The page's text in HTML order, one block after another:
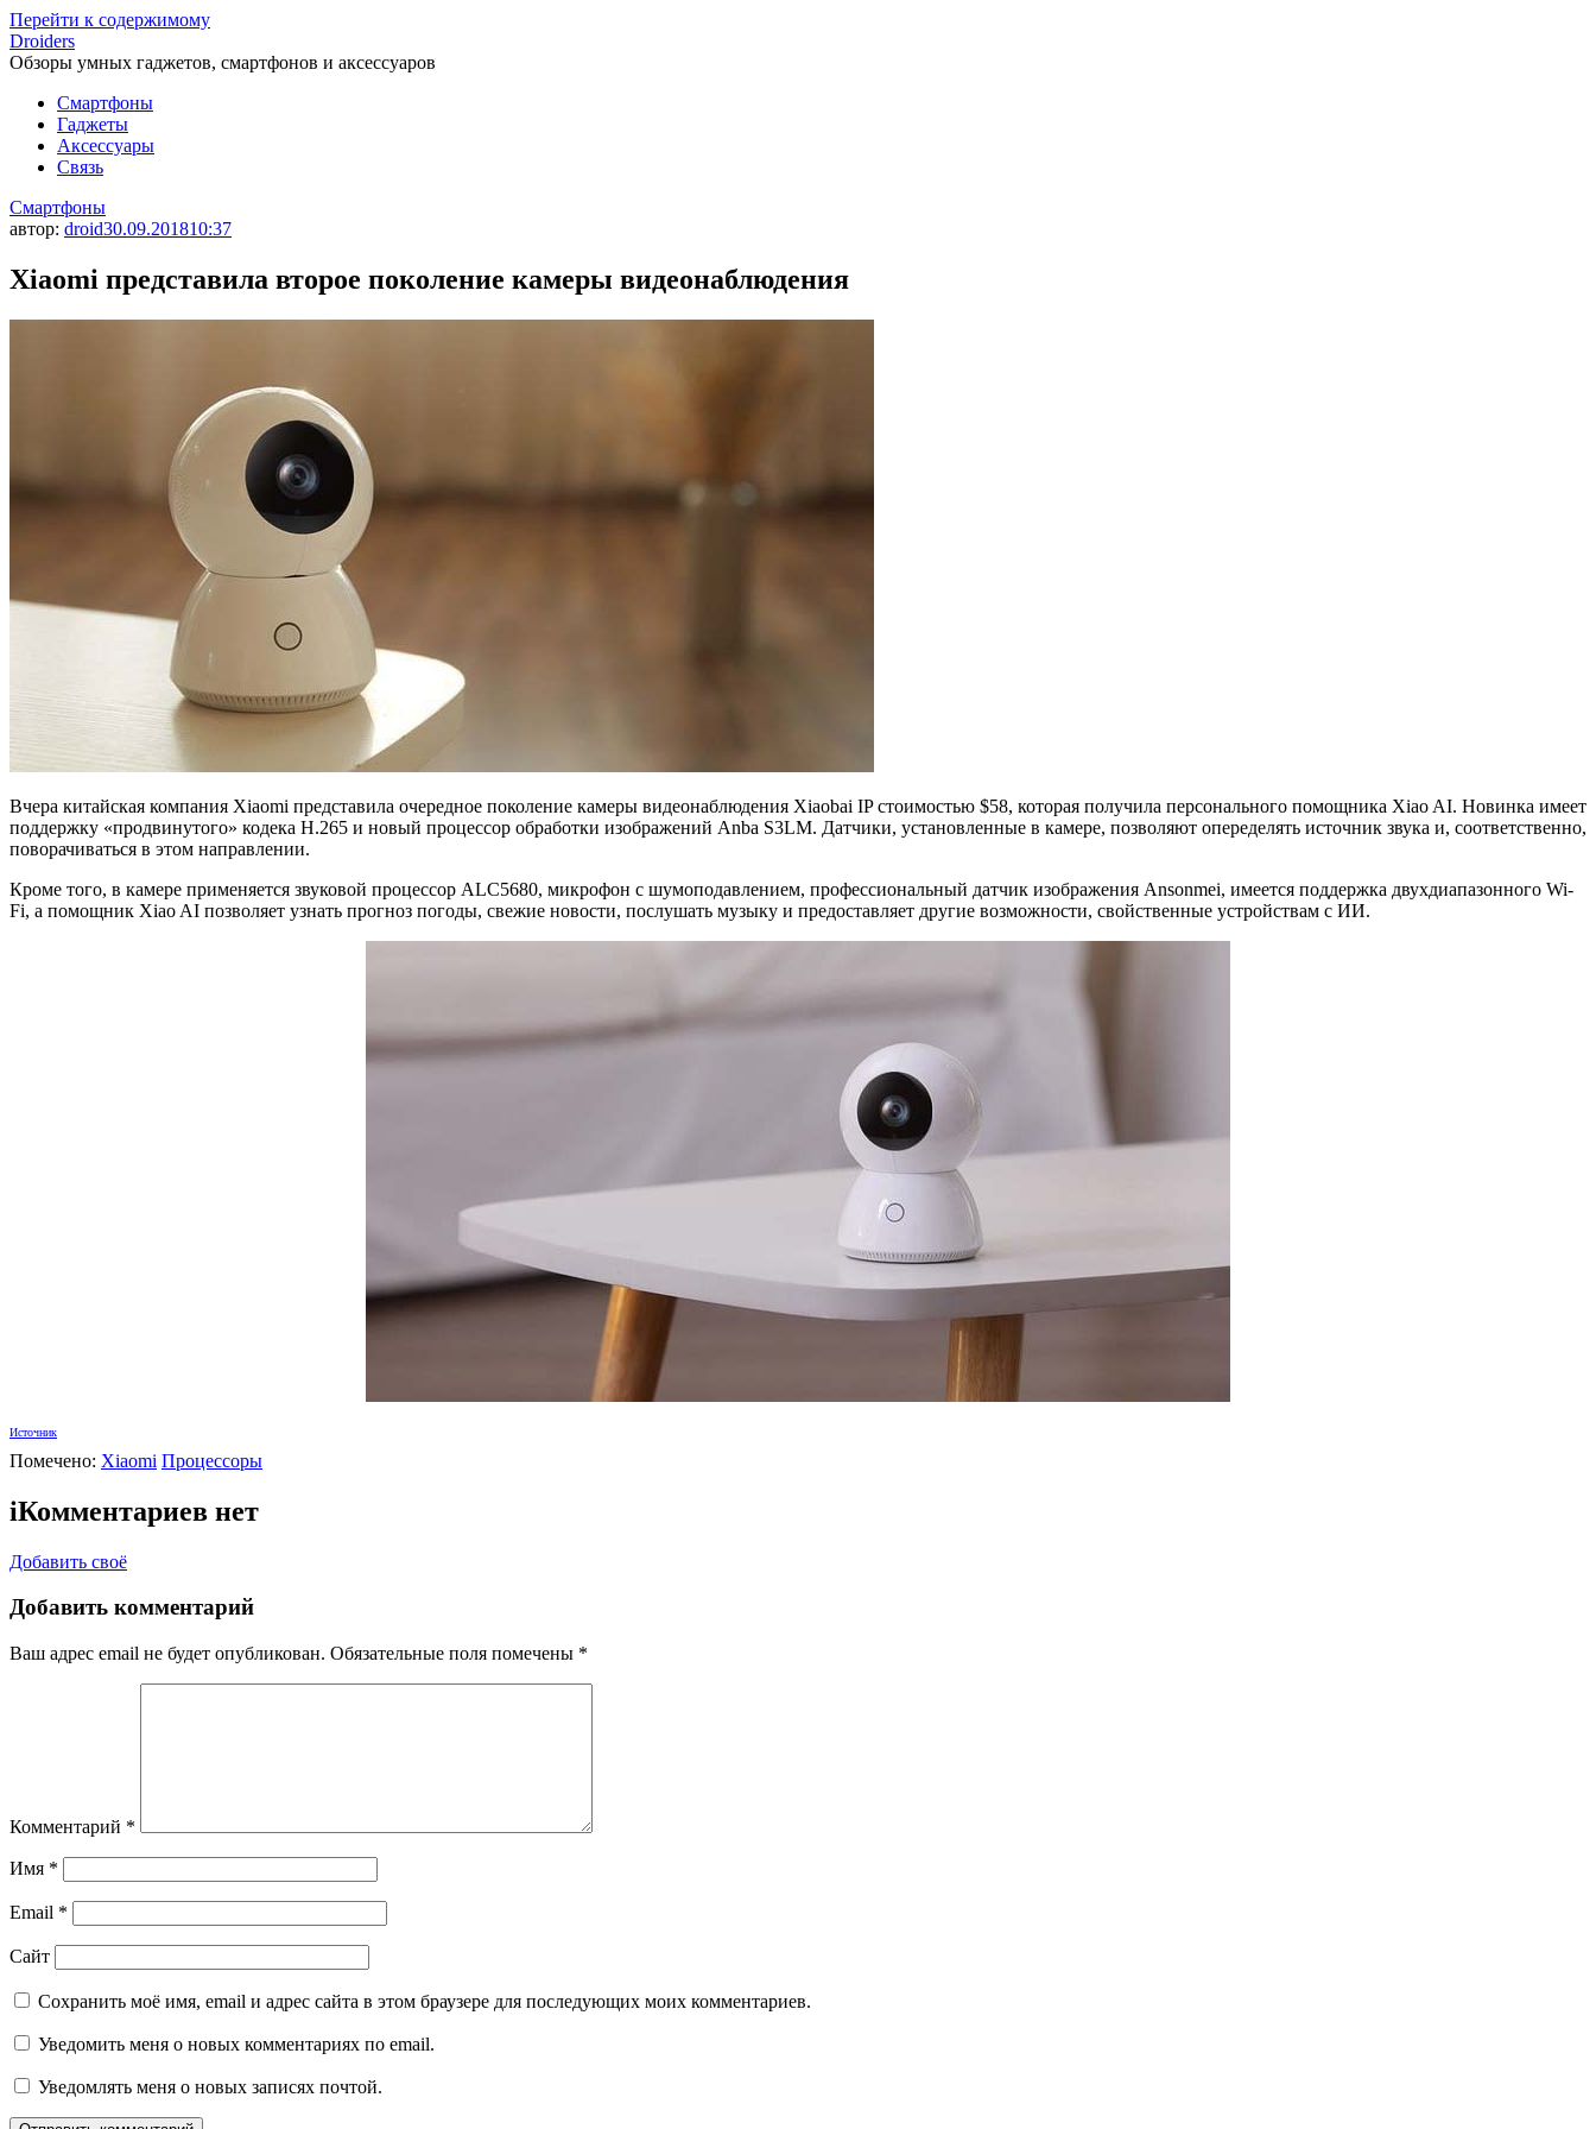
Перейти к содержимому
Droiders
Обзоры умных гаджетов, смартфонов и аксессуаров
Смартфоны
Гаджеты
Аксессуары
Связь
Смартфоны
автор: droid30.09.201810:37
Xiaomi представила второе поколение камеры видеонаблюдения
Вчера китайская компания Xiaomi представила очередное поколение камеры видеонаблюдения Xiaobai IP стоимостью $58, которая получила персонального помощника Xiao AI. Новинка имеет
поддержку «продвинутого» кодека H.265 и новый процессор обработки изображений Anba S3LM. Датчики, установленные в камере, позволяют опеределять источник звука и, соответственно,
поворачиваться в этом направлении.
Кроме того, в камере применяется звуковой процессор ALC5680, микрофон с шумоподавлением, профессиональный датчик изображения Ansonmei, имеется поддержка двухдиапазонного Wi-
Fi, а помощник Xiao AI позволяет узнать прогноз погоды, свежие новости, послушать музыку и предоставляет другие возможности, свойственные устройствам с ИИ.
Источник
Помечено: Xiaomi Процессоры
iКомментариев нет
Добавить своё
Добавить комментарий
Ваш адрес email не будет опубликован. Обязательные поля помечены *
Комментарий *
Имя *
Email *
Сайт
Сохранить моё имя, email и адрес сайта в этом браузере для последующих моих комментариев.
Уведомить меня о новых комментариях по email.
Уведомлять меня о новых записях почтой.